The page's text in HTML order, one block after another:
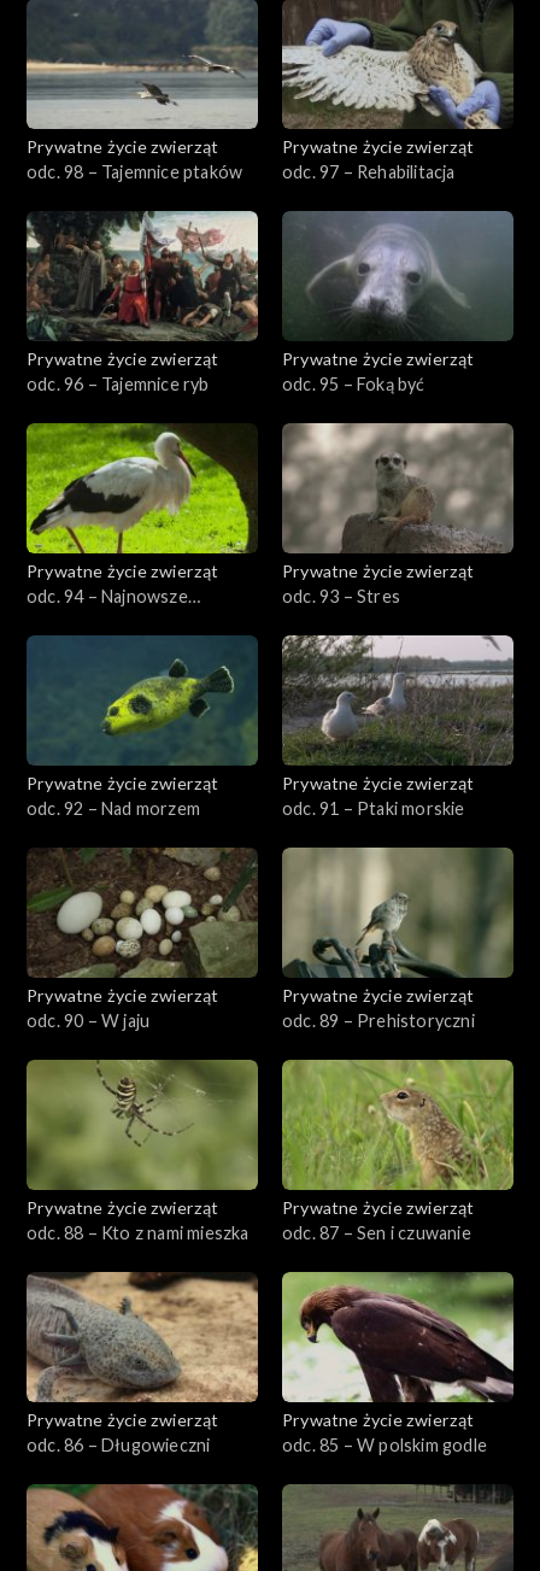
Prywatne życie zwierząt
odc. 98 – Tajemnice ptaków
Prywatne życie zwierząt
odc. 97 – Rehabilitacja
Prywatne życie zwierząt
odc. 96 – Tajemnice ryb
Prywatne życie zwierząt
odc. 95 – Foką być
Prywatne życie zwierząt
odc. 94 – Najnowsze
Prywatne życie zwierząt
odc. 93 – Stres
Prywatne życie zwierząt
odc. 92 – Nad morzem
Prywatne życie zwierząt
odc. 91 – Ptaki morskie
Prywatne życie zwierząt
odc. 90 – W jaju
Prywatne życie zwierząt
odc. 89 – Prehistoryczni
Prywatne życie zwierząt
odc. 88 – Kto z nami mieszka
Prywatne życie zwierząt
odc. 87 – Sen i czuwanie
Prywatne życie zwierząt
odc. 86 – Długowieczni
Prywatne życie zwierząt
odc. 85 – W polskim godle